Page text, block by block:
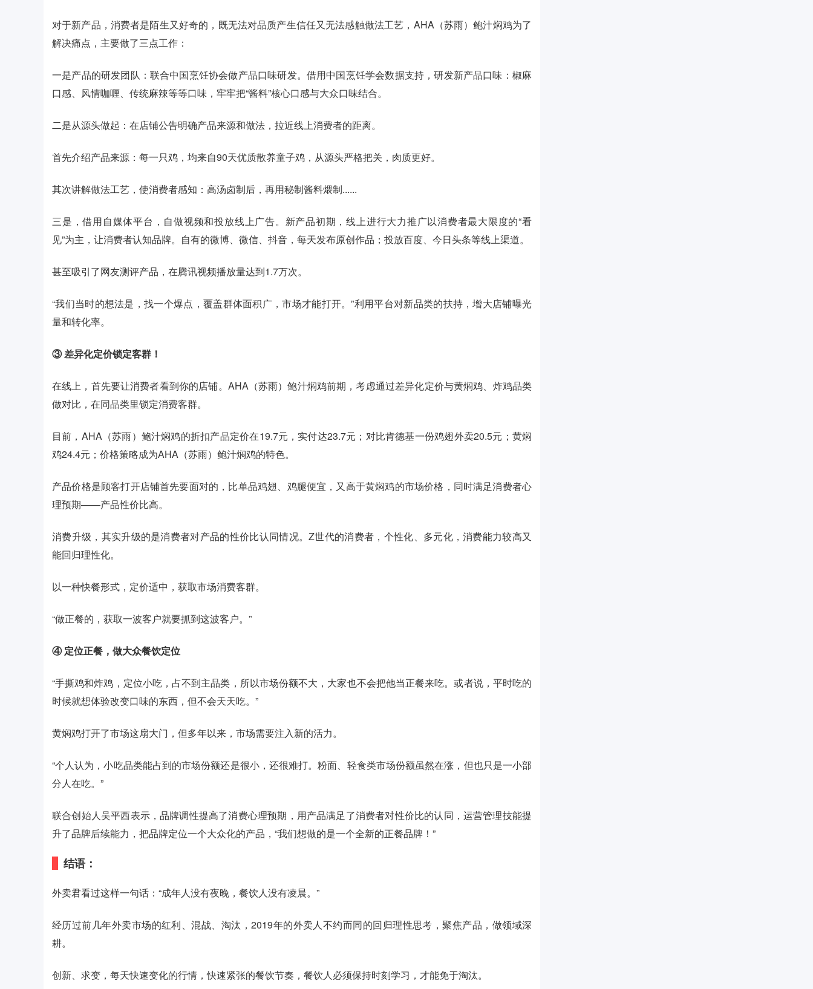
对于新产品，消费者是陌生又好奇的，既无法对品质产生信任又无法感触做法工艺，AHA（苏雨）鲍汁焖鸡为了
解决痛点，主要做了三点工作：
一是产品的研发团队：联合中国烹饪协会做产品口味研发。借用中国烹饪学会数据支持，研发新产品口味：椒麻
口感、风情咖喱、传统麻辣等等口味，牢牢把“酱料”核心口感与大众口味结合。
二是从源头做起：在店铺公告明确产品来源和做法，拉近线上消费者的距离。
首先介绍产品来源：每一只鸡，均来自90天优质散养童子鸡，从源头严格把关，肉质更好。
其次讲解做法工艺，使消费者感知：高汤卤制后，再用秘制酱料煨制......
三是，借用自媒体平台，自做视频和投放线上广告。新产品初期，线上进行大力推广以消费者最大限度的“看
见”为主，让消费者认知品牌。自有的微博、微信、抖音，每天发布原创作品；投放百度、今日头条等线上渠道。
甚至吸引了网友测评产品，在腾讯视频播放量达到1.7万次。
“我们当时的想法是，找一个爆点，覆盖群体面积广，市场才能打开。”利用平台对新品类的扶持，增大店铺曝光
量和转化率。
③ 差异化定价锁定客群！
在线上，首先要让消费者看到你的店铺。AHA（苏雨）鲍汁焖鸡前期，考虑通过差异化定价与黄焖鸡、炸鸡品类
做对比，在同品类里锁定消费客群。
目前，AHA（苏雨）鲍汁焖鸡的折扣产品定价在19.7元，实付达23.7元；对比肯德基一份鸡翅外卖20.5元；黄焖
鸡24.4元；价格策略成为AHA（苏雨）鲍汁焖鸡的特色。
产品价格是顾客打开店铺首先要面对的，比单品鸡翅、鸡腿便宜，又高于黄焖鸡的市场价格，同时满足消费者心
理预期——产品性价比高。
消费升级，其实升级的是消费者对产品的性价比认同情况。Z世代的消费者，个性化、多元化，消费能力较高又
能回归理性化。
以一种快餐形式，定价适中，获取市场消费客群。
“做正餐的，获取一波客户就要抓到这波客户。”
④ 定位正餐，做大众餐饮定位
“手撕鸡和炸鸡，定位小吃，占不到主品类，所以市场份额不大，大家也不会把他当正餐来吃。或者说，平时吃的
时候就想体验改变口味的东西，但不会天天吃。”
黄焖鸡打开了市场这扇大门，但多年以来，市场需要注入新的活力。
“个人认为，小吃品类能占到的市场份额还是很小，还很难打。粉面、轻食类市场份额虽然在涨，但也只是一小部
分人在吃。”
联合创始人吴平西表示，品牌调性提高了消费心理预期，用产品满足了消费者对性价比的认同，运营管理技能提
升了品牌后续能力，把品牌定位一个大众化的产品，“我们想做的是一个全新的正餐品牌！”
结语：
外卖君看过这样一句话：“成年人没有夜晚，餐饮人没有凌晨。”
经历过前几年外卖市场的红利、混战、淘汰，2019年的外卖人不约而同的回归理性思考，聚焦产品，做领域深
耕。
创新、求变，每天快速变化的行情，快速紧张的餐饮节奏，餐饮人必须保持时刻学习，才能免于淘汰。